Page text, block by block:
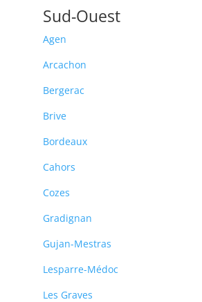
Sud-Ouest
Agen
Arcachon
Bergerac
Brive
Bordeaux
Cahors
Cozes
Gradignan
Gujan-Mestras
Lesparre-Médoc
Les Graves